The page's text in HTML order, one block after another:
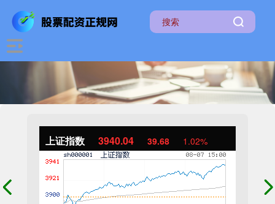
上证指数 3940.04 39.68 1.02%